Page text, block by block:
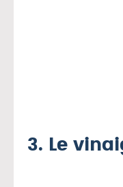
3. Le